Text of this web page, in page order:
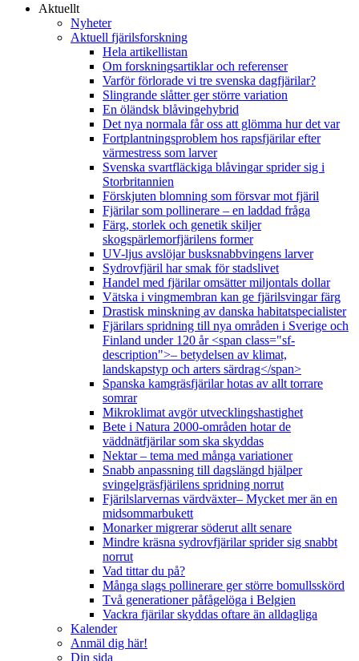
Aktuellt
Nyheter
Aktuell fjärilsforskning
Hela artikellistan
Om forskningsartiklar och referenser
Varför förlorade vi tre svenska dagfjärilar?
Slingrande slåtter ger större variation
En öländsk blåvingehybrid
Det nya normala får oss att glömma hur det var
Fortplantningsproblem hos rapsfjärilar efter
värmestress som larver
Svenska svartfläckiga blåvingar sprider sig i
Storbritannien
Förskjuten blomning som försvar mot fjäril
Fjärilar som pollinerare – en laddad fråga
Färg, storlek och genetik skiljer
skogspärlemorfjärilens former
UV-ljus avslöjar busksnabbvingens larver
Sydrovfjäril har smak för stadslivet
Handel med fjärilar omsätter miljontals dollar
Vätska i vingmembran kan ge fjärilsvingar färg
Drastisk minskning av danska habitatspecialister
Fjärilars spridning till nya områden i Sverige och
Finland under 120 år <span class="sf-
description">– betydelsen av klimat,
landskapstyp och arters särdrag</span>
Spanska kamgräsfjärilar hotas av allt torrare
somrar
Mikroklimat avgör utvecklingshastighet
Bete i Natura 2000-områden hotar de
väddnätfjärilar som ska skyddas
Nektar – tema med många variationer
Snabb anpassning till dagslängd hjälper
svingelgräsfjärilens spridning norrut
Fjärilslarvernas värdväxter– Mycket mer än en
midsommarbukett
Monarker migrerar söderut allt senare
Mindre kräsna sydrovfjärilar sprider sig snabbt
norrut
Vad tittar du på?
Många slags pollinerare ger större bomullsskörd
Två generationer påfågelöga i Belgien
Vackra fjärilar skyddas oftare än alldagliga
Kalender
Anmäl dig här!
Din sida